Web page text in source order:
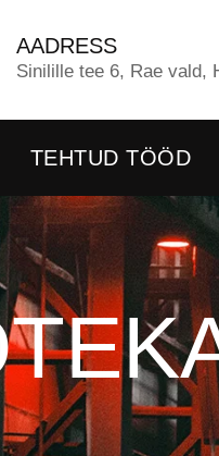
AADRESS
Sinilille tee 6, Rae vald,
TEHTUD TÖÖD